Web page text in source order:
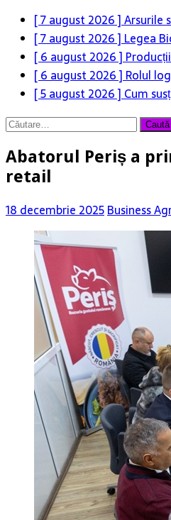
[ 7 august 2026 ]Arsurile
[ 7 august 2026 ] Legea
[ 6 august 2026 ]
[ 6 august 2026 ] Rolul
[ 5 august 2026 ] Cum
Caută
Abatorul Periș a
retail
18 decembrie 2025Business